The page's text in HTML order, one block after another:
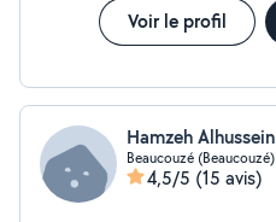
Voir le profil
Hamzeh Alhussein
Beaucouzé (Beaucouzé)
4,5/5 (15 avis)